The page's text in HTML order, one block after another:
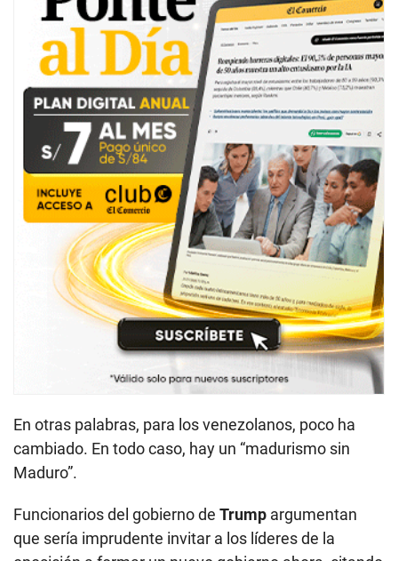
En otras palabras, para los venezolanos, poco ha
cambiado. En todo caso, hay un “madurismo sin
Maduro”.
Funcionarios del gobierno de Trump argumentan
que sería imprudente invitar a los líderes de la